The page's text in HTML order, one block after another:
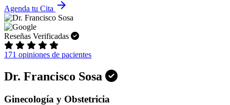
Agenda tu Cita arrow_forward
Reseñas Verificadas
171 opiniones de pacientes
Dr. Francisco Sosa
Ginecología y Obstetricia